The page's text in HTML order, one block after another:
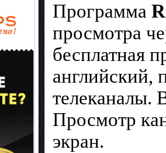
Программа
просмотра
бесплатная
английский,
телеканалы.
Просмотр
экран.